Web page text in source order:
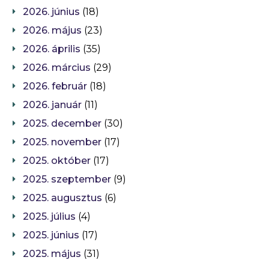
2026. június (18)
2026. május (23)
2026. április (35)
2026. március (29)
2026. február (18)
2026. január (11)
2025. december (30)
2025. november (17)
2025. október (17)
2025. szeptember (9)
2025. augusztus (6)
2025. július (4)
2025. június (17)
2025. május (31)